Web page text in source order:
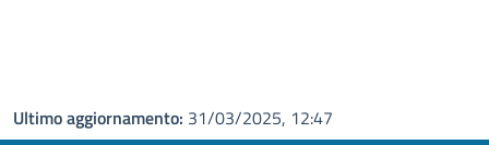
Ultimo aggiornamento: 31/03/2025, 12:47